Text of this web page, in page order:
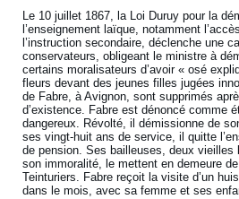
Le 10 juillet 1867, la Loi Duruy pour la
l’enseignement laïque, notamment
l’instruction secondaire, déclenche une
conservateurs, obligeant le ministre à
certains moralisateurs d’avoir « osé
fleurs devant des jeunes filles jugées
de Fabre, à Avignon, sont supprimés
d’existence. Fabre est dénoncé comme
dangereux. Révolté, il démissionne de
ses vingt-huit ans de service, il quitte
de pension. Ses bailleuses, deux vieilles
son immoralité, le mettent en demeure
Teinturiers. Fabre reçoit la visite d’un
dans le mois, avec sa femme et ses